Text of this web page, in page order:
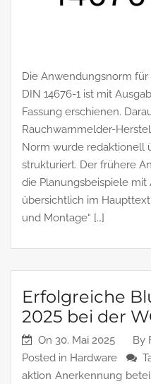
Die Anwendungsnorm
DIN 14676-1 ist mit
Fassung erschienen.
Rauchwarnmelder-
Norm wurde redaktionell
strukturiert. Der frühere
die Planungsbeispiele
übersichtlich im
und Montage“ […]
Erfolgreiche
2025 bei der
On 30. Mai 2025 By
Posted in Hardware
aktion Anerkennung